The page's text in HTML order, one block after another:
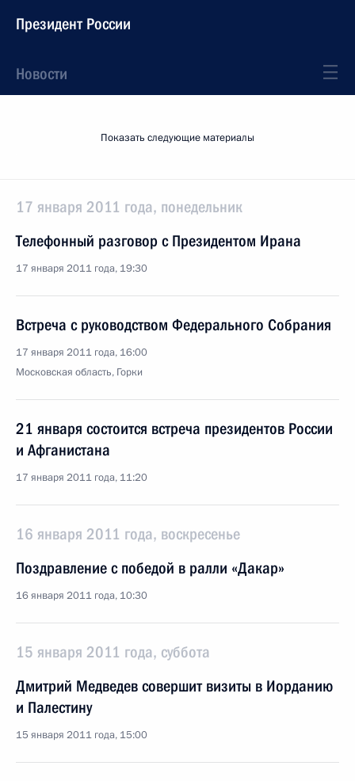
Президент России
Новости
Показать следующие материалы
17 января 2011 года, понедельник
Телефонный разговор с Президентом Ирана
17 января 2011 года, 19:30
Встреча с руководством Федерального Собрания
17 января 2011 года, 16:00
Московская область, Горки
21 января состоится встреча президентов России
и Афганистана
17 января 2011 года, 11:20
16 января 2011 года, воскресенье
Поздравление с победой в ралли «Дакар»
16 января 2011 года, 10:30
15 января 2011 года, суббота
Дмитрий Медведев совершит визиты в Иорданию
и Палестину
15 января 2011 года, 15:00